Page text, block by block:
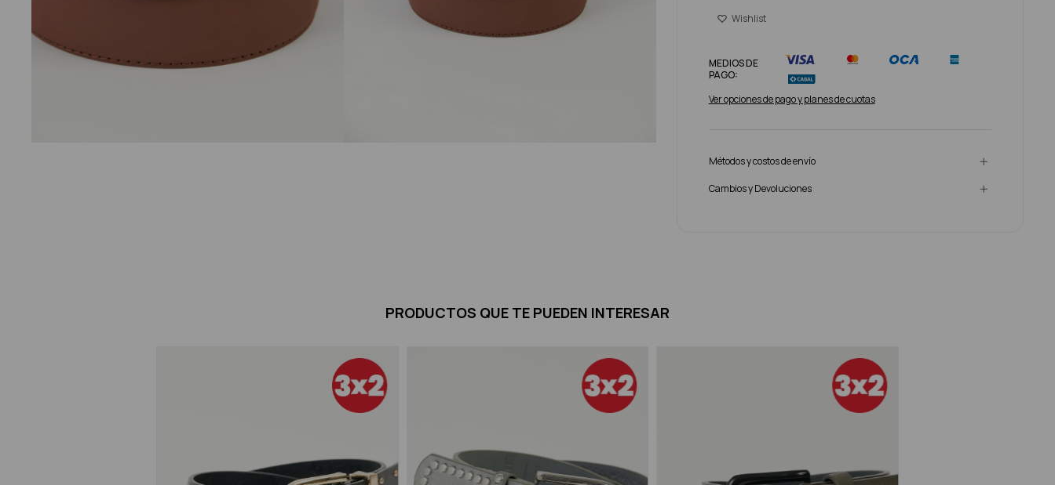
MEDIOS DE
PAGO:
Ver opciones de pago y planes de cuotas
Métodos y costos de envío
Cambios y Devoluciones
PRODUCTOS QUE TE PUEDEN INTERESAR